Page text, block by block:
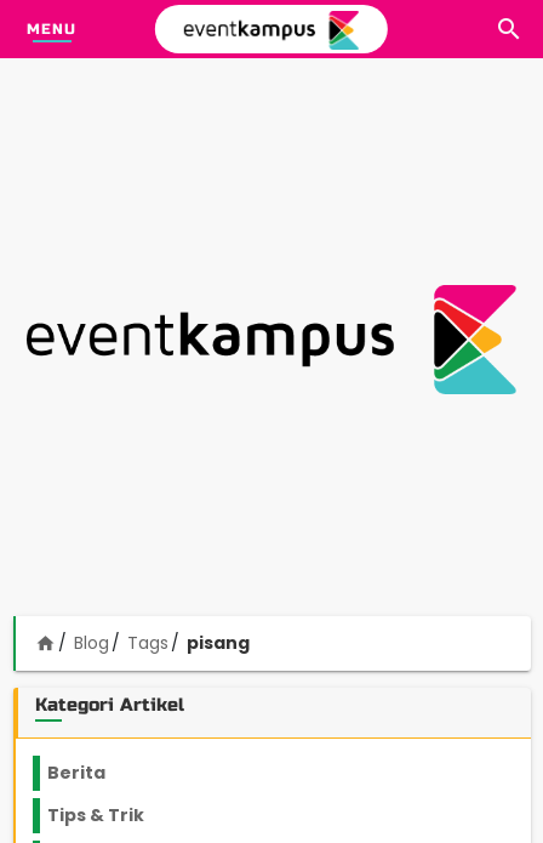
MENU
home Blog Tags pisang
Kategori Artikel
Berita
Tips & Trik